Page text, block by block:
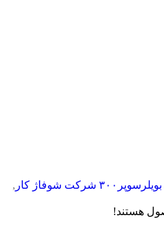
بویلرسوپر۳۰۰ شرکت شوفاژ کار
,
هستند!